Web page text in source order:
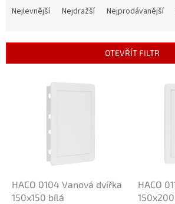
í
Nejlevnější Nejdražší Nejprodávanější
OTEVŘÍT FILTR
HACO 0104 Vanová dvířka
150x150 bílá
HACO